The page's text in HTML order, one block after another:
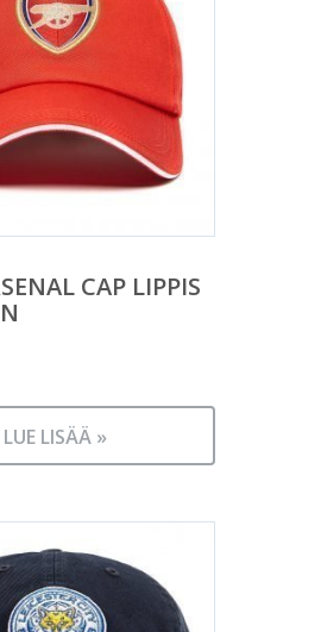
CAP LIPPIS
LUE LISÄÄ »